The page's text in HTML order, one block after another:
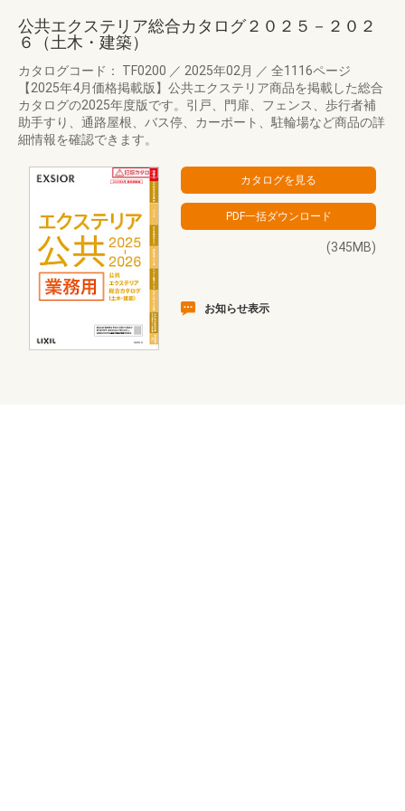
公共エクステリア総合カタログ２０２５－２０２
６（土木・建築）
カタログコード： TF0200 ／ 2025年02月 ／ 全1116ページ
【2025年4月価格掲載版】公共エクステリア商品を掲載した総合
カタログの2025年度版です。引戸、門扉、フェンス、歩行者補
助手すり、通路屋根、バス停、カーポート、駐輪場など商品の詳
細情報を確認できます。
(345MB)
お知らせ表示